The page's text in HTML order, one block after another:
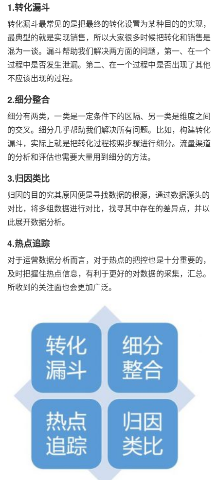
1.转化漏斗
转化漏斗最常见的是把最终的转化设置为某种目的的实现，
最典型的就是实现销售，所以大家很多时候把转化和销售是
混为一谈。漏斗帮助我们解决两方面的问题，第一、在一个
过程中是否发生泄漏。第二、在一个过程中是否出现了其他
不应该出现的过程。
2.细分整合
细分有两类，一类是一定条件下的区隔、另一类是维度之间
的交叉。细分几乎帮助我们解决所有问题。比如，构建转化
漏斗，实际上就是把转化过程按照步骤进行细分。流量渠道
的分析和评估也需要大量用到细分的方法。
3.归因类比
归因的目的究其原因便是寻找数据的根源，通过数据源头的
对比，将多组数据进行对比，找寻其中存在的差异点，并以
此展开数据分析。
4.热点追踪
对于运营数据分析而言，对于热点的把控也是十分重要的，
及时把握住热点信息，有利于更好的对数据的采集，汇总。
所收到的关注面也会更加广泛。